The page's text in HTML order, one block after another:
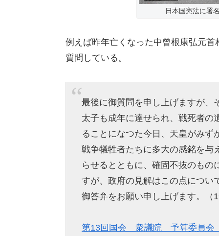
日本国憲法に署
例えば昨年亡くなった中曾根康弘元
質問している。
最後に御質問を申し上げますが、
太子も成年に達せられ、戦死者の
ることになつた今日、天皇がみず
戦争犠牲者たちに多大の感銘を与
らせるとともに、確固不抜のも
すが、政府の見解はこの点につい
御答弁をお願い申し上げます。（
第13回国会 衆議院 予算委員